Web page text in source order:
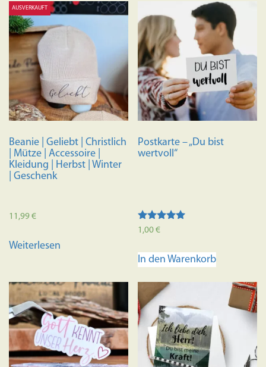
AUSVERKAUFT
Beanie | Geliebt | Christlich
| Mütze | Accessoire |
Kleidung | Herbst | Winter
| Geschenk
11,99€
Weiterlesen
Postkarte – „Du bist
wertvoll“
Bewertet mit
1,00€
In den Warenkorb